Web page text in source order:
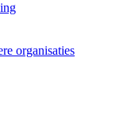
organisaties